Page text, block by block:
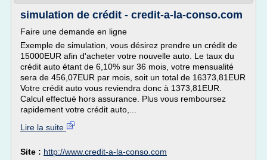
simulation de crédit - credit-a-la-conso.com
Faire une demande en ligne
Exemple de simulation, vous désirez prendre un crédit de
15000EUR afin d'acheter votre nouvelle auto. Le taux du
crédit auto étant de 6,10% sur 36 mois, votre mensualité
sera de 456,07EUR par mois, soit un total de 16373,81EUR
Votre crédit auto vous reviendra donc à 1373,81EUR.
Calcul effectué hors assurance. Plus vous remboursez
rapidement votre crédit auto,...
Lire la suite
Site : http://www.credit-a-la-conso.com